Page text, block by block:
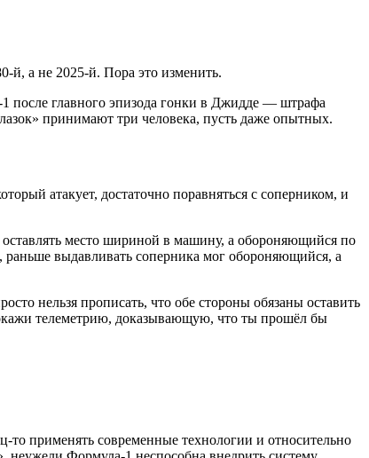
й, а не 2025-й. Пора это изменить.
после главного эпизода гонки в Джидде — штрафа
принимают три человека, пусть даже опытных.
атакует, достаточно поравняться с соперником, и
место шириной в машину, а обороняющийся по
раньше выдавливать соперника мог обороняющийся, а
нельзя прописать, что обе стороны обязаны оставить
телеметрию, доказывающую, что ты прошёл бы
применять современные технологии и относительно